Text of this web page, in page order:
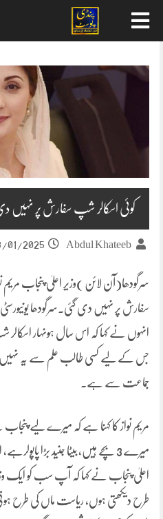
content
کوئی اسکالر شپ سفارش پر نہیں دی
Abdul Khateeb
01/2025
سرگودھا(آن لائن )وزیرِ اعلیٰ پنجاب مریم
سفارش پر نہیں دی گئی۔سرگودھا
جس کے لیے کسی طالب علم سے یہ نہیں
جماعت سے ہے۔
مریم نواز کا کہنا ہے کہ میرے لیے پنجاب
میرے 3 بچے ہیں، بیٹا جنید بڑا
اعلیٰ پنجاب نے کہا کہ آپ سب کو ایک
طرح دیکھتی ہوں، ریاست ماں کی طرح